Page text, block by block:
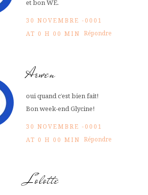
et bon WE.
30 NOVEMBRE -0001
AT 0 H 00 MIN Répondre
Arwen
oui quand c’est bien fait!
Bon week-end Glycine!
30 NOVEMBRE -0001
AT 0 H 00 MIN Répondre
Lolotte